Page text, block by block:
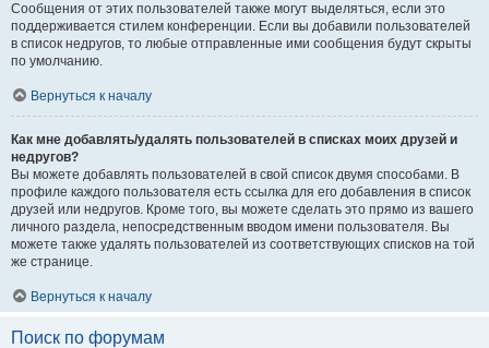
Сообщения от этих пользователей также могут выделяться, если это
поддерживается стилем конференции. Если вы добавили пользователей
в список недругов, то любые отправленные ими сообщения будут скрыты
по умолчанию.
Вернуться к началу
Как мне добавлять/удалять пользователей в списках моих друзей и
недругов?
Вы можете добавлять пользователей в свой список двумя способами. В
профиле каждого пользователя есть ссылка для его добавления в список
друзей или недругов. Кроме того, вы можете сделать это прямо из вашего
личного раздела, непосредственным вводом имени пользователя. Вы
можете также удалять пользователей из соответствующих списков на той
же странице.
Вернуться к началу
Поиск по форумам